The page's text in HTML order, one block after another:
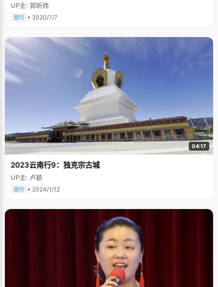
UP主: 郭昕炜
旅行 • 2020/7/7
04:17
2023云南行9：独克宗古城
UP主: 卢颖
旅行 • 2024/1/12